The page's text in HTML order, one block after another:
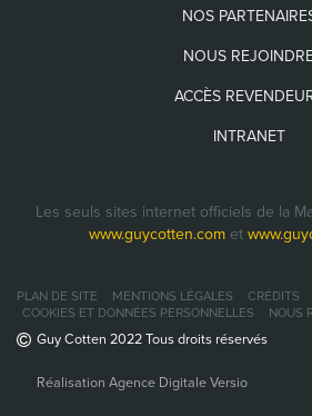
NOS
NOUS
ACCÈS
INTRANET
Les seuls sites internet officiels de la
www.guycotten.com et
PLAN DE SITE MENTIONS LÉGALES CRÉDITS
COOKIES ET DONNÉES PERSONNELLES
NOUS
Guy Cotten 2022 Tous droits réservés
Réalisation Agence Digitale Versio